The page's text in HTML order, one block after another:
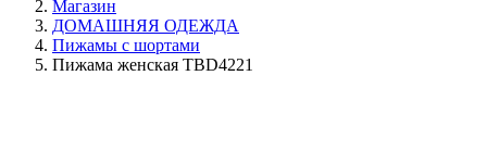
Магазин
ДОМАШНЯЯ ОДЕЖДА
Пижамы с шортами
Пижама женская TBD4221